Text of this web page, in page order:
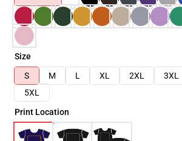
Size
S
M L XL 2XL 3XL
5XL
Print Location